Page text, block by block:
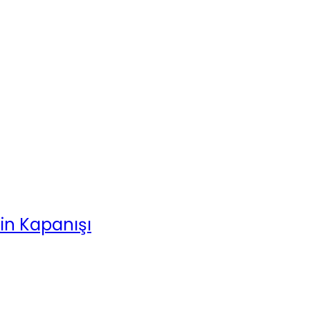
Kapanışı